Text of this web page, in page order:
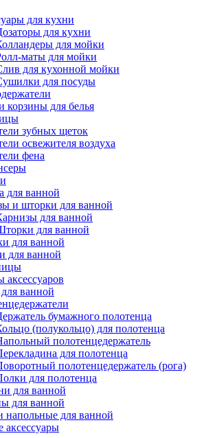
для кухни
для кухни
для мойки
маты для мойки
для кухонной мойки
для посуды
корзины для белья
зубных щеток
освежителя воздуха
фена
для ванной
и шторки для ванной
для ванной
для ванной
для ванной
для ванной
аксессуаров
ванной
бумажного полотенца
(полукольцо) для полотенца
полотенцедержатель
для полотенца
полотенцедержатель (рога)
для полотенца
для ванной
для ванной
напольные для ванной
аксессуары